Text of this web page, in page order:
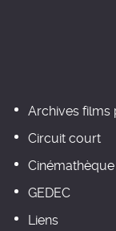
Archives films
Circuit court
GEDEC
Liens